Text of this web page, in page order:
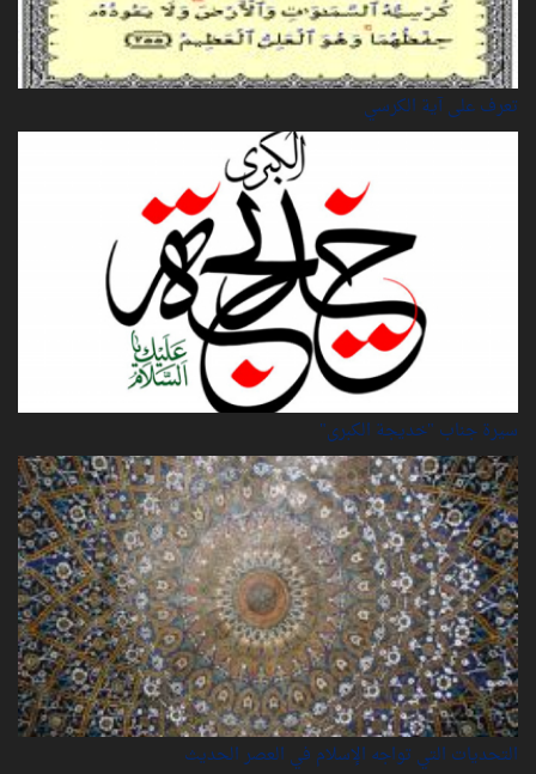
تعرف على آية الكرسي
سيرة‌ جناب "خديجة‌ الكبرى"
التحديات التي تواجه الإسلام في العصر الحديث